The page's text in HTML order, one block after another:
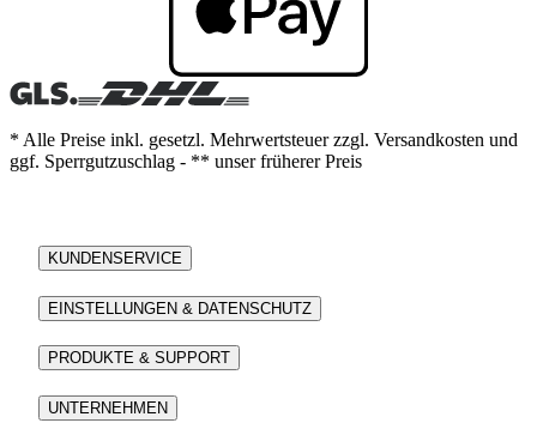
* Alle Preise inkl. gesetzl. Mehrwertsteuer zzgl. Versandkosten und
ggf. Sperrgutzuschlag - ** unser früherer Preis
KUNDENSERVICE
EINSTELLUNGEN & DATENSCHUTZ
PRODUKTE & SUPPORT
UNTERNEHMEN